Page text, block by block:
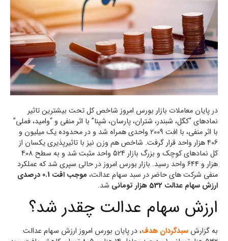
در پایان معاملات بازار بورس امروز شاخص کل تحت بیشترین تاثیر
نمادهای “کگل، شبندر، شتران، پارسان، شپنا” با اثر منفی و “وامید، فملی”
با اثر منفی، با افت 2009 واحدی همراه شد و در محدوده یک میلیون و
406 هزار واحد قرار گرفت. شاخص هم وزن نیز با تاثیرپذیری یکسان از
کل نمادهای کوچک و بزرگ بازار 524 واحد مثبت شد و به سطح 408
هزار و 644 واحد رسید. بازار بورس امروز در حالی سپری شد که عملکرد
منفی شرکت های حاضر در سبد سهام عدالت،
موجب افت 0.1 درصدی
ارزش سهام عدالت 532 هزار تومانی
شد.
ارزش سهام عدالت چقدر شد؟
به گزارش سبدگردان هدف، در پایان بورس امروز ارزش سهام عدالت